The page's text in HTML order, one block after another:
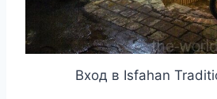
Вход в Isfahan